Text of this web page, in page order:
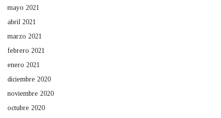
mayo 2021
abril 2021
marzo 2021
febrero 2021
enero 2021
diciembre 2020
noviembre 2020
octubre 2020